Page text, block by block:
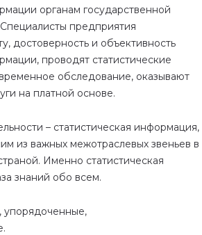
органам государственной
предприятия
достоверность и объективность
проводят статистические
обследование, оказывают
на платной основе.
– статистическая информация,
из важных межотраслевых звеньев в
Именно статистическая
знаний обо всем.